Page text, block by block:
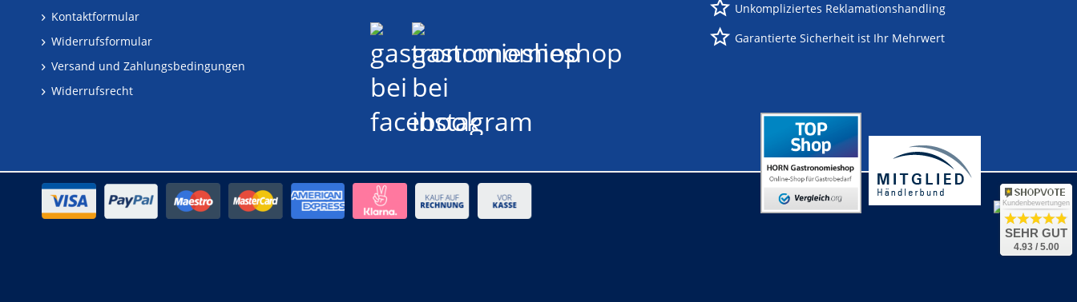
Kontaktformular
Widerrufsformular
Versand und Zahlungsbedingungen
Widerrufsrecht
Unkompliziertes Reklamationshandling
Garantierte Sicherheit ist Ihr Mehrwert
Kundenbewertungen
SEHR GUT
4.93 / 5.00